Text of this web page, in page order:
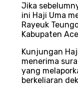
Jika
ini Haji Uma
Rayeuk
Kabupaten
Kunjungan
menerima
yang
berkeliaran